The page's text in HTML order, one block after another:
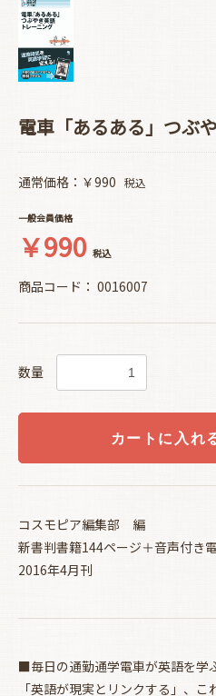
電車「あるある」つぶ
通常価格：￥990 税込
一般会員価格
￥990 税込
商品コード： 0016007
数量
カートに入れ
コスモピア編集部 編
新書判書籍144ページ＋音声付き
2016年4月刊
■毎日の通勤通学電車が英語を学
「英語が現実とリンクする」、